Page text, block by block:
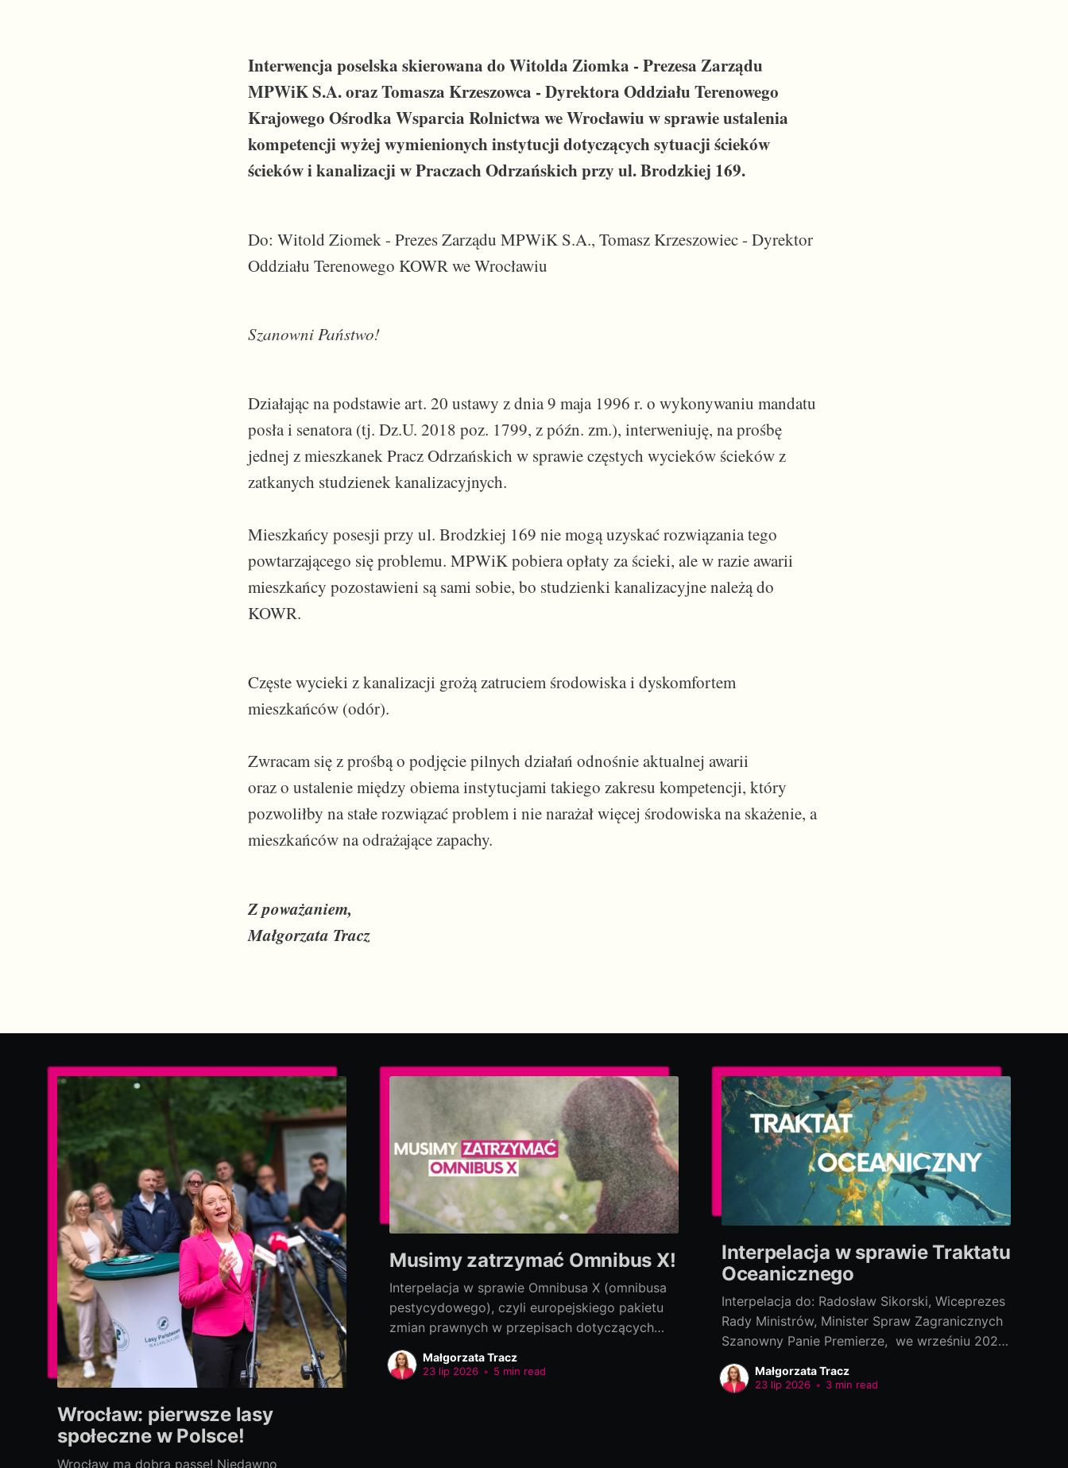
Interwencja poselska skierowana do Witolda Ziomka - Prezesa Zarządu
MPWiK S.A. oraz Tomasza Krzeszowca - Dyrektora Oddziału Terenowego
Krajowego Ośrodka Wsparcia Rolnictwa we Wrocławiu w sprawie ustalenia
kompetencji wyżej wymienionych instytucji dotyczących sytuacji ścieków
ścieków i kanalizacji w Praczach Odrzańskich przy ul. Brodzkiej 169.
Do: Witold Ziomek - Prezes Zarządu MPWiK S.A., Tomasz Krzeszowiec - Dyrektor
Oddziału Terenowego KOWR we Wrocławiu
Szanowni Państwo!
Działając na podstawie art. 20 ustawy z dnia 9 maja 1996 r. o wykonywaniu mandatu
posła i senatora (tj. Dz.U. 2018 poz. 1799, z późn. zm.), interweniuję, na prośbę
jednej z mieszkanek Pracz Odrzańskich w sprawie częstych wycieków ścieków z
zatkanych studzienek kanalizacyjnych.
Mieszkańcy posesji przy ul. Brodzkiej 169 nie mogą uzyskać rozwiązania tego
powtarzającego się problemu. MPWiK pobiera opłaty za ścieki, ale w razie awarii
mieszkańcy pozostawieni są sami sobie, bo studzienki kanalizacyjne należą do
KOWR.
Częste wycieki z kanalizacji grożą zatruciem środowiska i dyskomfortem
mieszkańców (odór).
Zwracam się z prośbą o podjęcie pilnych działań odnośnie aktualnej awarii
oraz o ustalenie między obiema instytucjami takiego zakresu kompetencji, który
pozwoliłby na stałe rozwiązać problem i nie narażał więcej środowiska na skażenie, a
mieszkańców na odrażające zapachy.
Z poważaniem,
Małgorzata Tracz
Wrocław: pierwsze lasy
społeczne w Polsce!
Wrocław ma dobrą passę! Niedawno
Musimy zatrzymać Omnibus X!
Interpelacja w sprawie Omnibusa X (omnibusa
pestycydowego), czyli europejskiego pakietu
zmian prawnych w przepisach dotyczących
bezpieczeństwa żywności Interpelacja do:
Jolanta Sobierańska-Grenda, Minister Zdrowia
Małgorzata Tracz
23 lip 2026 • 5 min read
Interpelacja w sprawie Traktatu
Oceanicznego
Interpelacja do: Radosław Sikorski, Wiceprezes
Rady Ministrów, Minister Spraw Zagranicznych
Szanowny Panie Premierze, we wrześniu 2022
roku polski rząd podpisał „Porozumienie w
ramach Konwencji Narodów Zjednoczonych o
Małgorzata Tracz
23 lip 2026 • 3 min read